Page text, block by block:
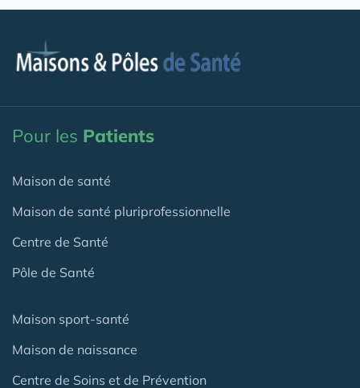
Pour les Patients
Maison de santé
Maison de santé pluriprofessionnelle
Centre de Santé
Pôle de Santé
Maison sport-santé
Maison de naissance
Centre de Soins et de Prévention